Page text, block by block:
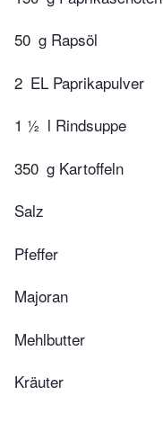
50 g Rapsöl
2 EL Paprikapulver
1 ½ l Rindsuppe
350 g Kartoffeln
Salz
Pfeffer
Majoran
Mehlbutter
Kräuter